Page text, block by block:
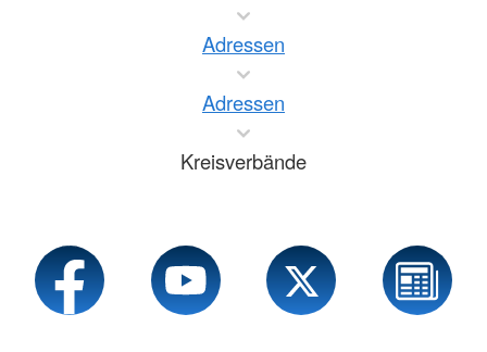
Adressen
Adressen
Kreisverbände